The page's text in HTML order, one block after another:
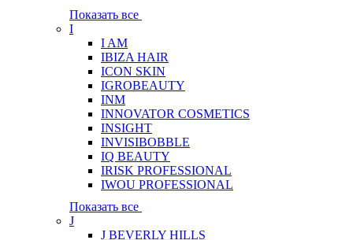
Показать все
I
I AM
IBIZA HAIR
ICON SKIN
IGROBEAUTY
INM
INNOVATOR COSMETICS
INSIGHT
INVISIBOBBLE
IQ BEAUTY
IRISK PROFESSIONAL
IWOU PROFESSIONAL
Показать все
J
J BEVERLY HILLS